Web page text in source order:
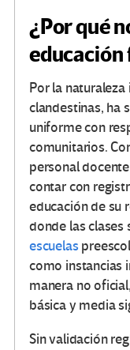
¿Por qué
Por la
clandestinas, ha
uniforme con
comunitarios.
personal
contar con
educación de su
donde las clases
escuelas
como instancias
manera no
básica y media
Sin validación